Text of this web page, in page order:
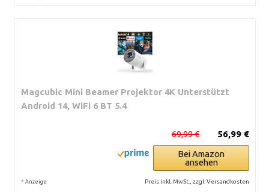
Magcubic Mini Beamer Projektor 4K Unterstützt
Android 14, WiFi 6 BT 5.4
56,99 €
69,99 €
Bei Amazon
ansehen
* Anzeige Preis inkl. MwSt., zzgl. Versandkosten